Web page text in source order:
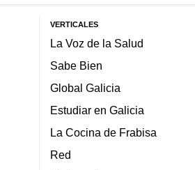
VERTICALES
La Voz de la Salud
Sabe Bien
Global Galicia
Estudiar en Galicia
La Cocina de Frabisa
Red